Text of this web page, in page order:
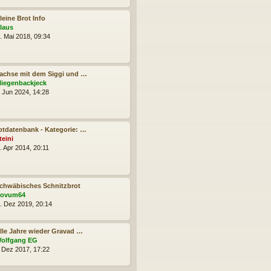
i
a
s
t
r
i
a
Brot Info
e
s
t
e
r
i
a
Mai 2018, 09:34
mit dem Siggi und …
e
s
t
a
Jun 2024, 14:28
- Kategorie: …
e
s
t
e
r
e
i
t
r
g
Apr 2014, 20:11
Schnitzbrot
e
e
s
t
e
B
Dez 2019, 20:14
Jahre wieder Gravad …
EG
e
e
Dez 2017, 17:22